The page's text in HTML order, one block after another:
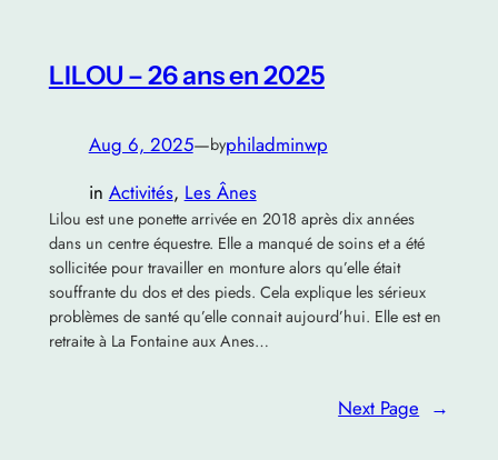
LILOU – 26 ans en 2025
Aug 6, 2025—byphiladminwp
in Activités, Les Ânes
Lilou est une ponette arrivée en 2018 après dix années
dans un centre équestre. Elle a manqué de soins et a été
sollicitée pour travailler en monture alors qu’elle était
souffrante du dos et des pieds. Cela explique les sérieux
problèmes de santé qu’elle connait aujourd’hui. Elle est en
retraite à La Fontaine aux Anes…
Next Page →